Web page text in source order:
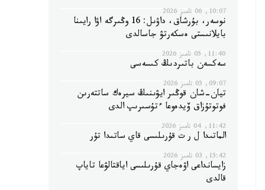
10:07, 06 تامىز 2026
نوسەر، بۇرشاق، داۋىل: 16 وڭىرگە اۋا رايىنا
بايلانىستى ەسكەرتۋ جاسالدى
11:40, 05 تامىز 2026
سەكسەن باتىردىڭ كىسەسى
09:07, 05 تامىز 2026
تيان-شان قوڭىر ايۋىنىڭ سيرەك ساتتەرىن
فوتوتۇزاق ۆيدەوعا ءتۇسىرىپ الدى
11:42, 04 تامىز 2026
الماتىدا ل ر ت قۇرىلىسى قاي ساتىدا تۇر
15:42, 03 تامىز 2026
زايسانداعى اۋەجاي قۇرىلىسى اياقتالۋعا تاياپ
قالدى